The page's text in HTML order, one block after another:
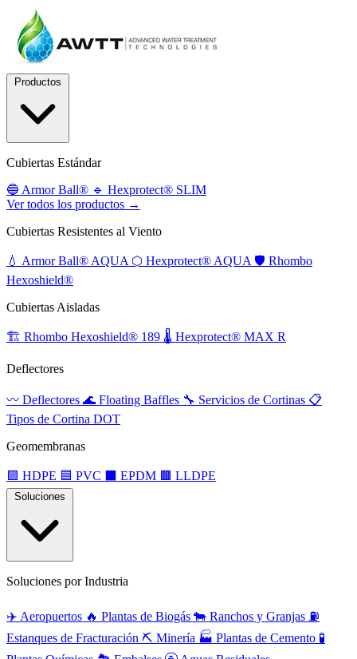
Cubiertas Estándar
🔵 Armor Ball® 🔹 Hexprotect® SLIM
Ver todos los productos →
Cubiertas Resistentes al Viento
💧 Armor Ball® AQUA ⬡ Hexprotect® AQUA 🛡️ Rhombo
Hexoshield®
Cubiertas Aisladas
🏗️ Rhombo Hexoshield® 189 🌡️ Hexprotect® MAX R
Deflectores
〰️ Deflectores 🌊 Floating Baffles 🔧 Servicios de Cortinas 📋
Tipos de Cortina DOT
Geomembranas
🟩 HDPE 🟦 PVC EPDM 🟫 LLDPE
Soluciones por Industria
✈️ Aeropuertos 🔥 Plantas de Biogás 🐄 Ranchos y Granjas ⛽
Estanques de Fracturación ⛏️ Minería 🏭 Plantas de Cemento 🧪